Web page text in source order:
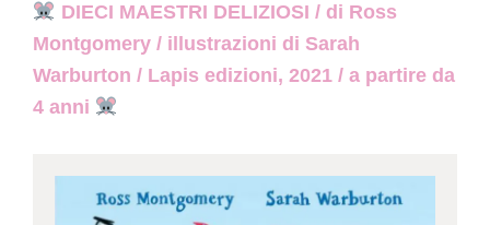
DIECI MAESTRI DELIZIOSI / di Ross
Montgomery / illustrazioni di Sarah
Warburton / Lapis edizioni, 2021 / a partire da
4 anni